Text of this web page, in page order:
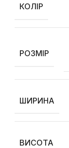
КОЛІР
РОЗМІР
ШИРИНА
ВИСОТА